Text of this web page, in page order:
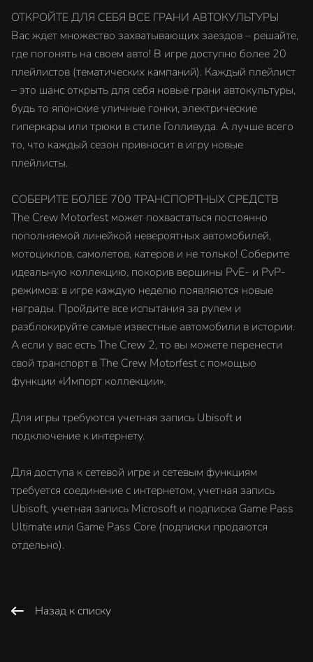
ОТКРОЙТЕ ДЛЯ СЕБЯ ВСЕ ГРАНИ АВТОКУЛЬТУРЫ
Вас ждет множество захватывающих заездов – решайте,
где погонять на своем авто! В игре доступно более 20
плейлистов (тематических кампаний). Каждый плейлист
– это шанс открыть для себя новые грани автокультуры,
будь то японские уличные гонки, электрические
гиперкары или трюки в стиле Голливуда. А лучше всего
то, что каждый сезон привносит в игру новые
плейлисты.
СОБЕРИТЕ БОЛЕЕ 700 ТРАНСПОРТНЫХ СРЕДСТВ
The Crew Motorfest может похвастаться постоянно
пополняемой линейкой невероятных автомобилей,
мотоциклов, самолетов, катеров и не только! Соберите
идеальную коллекцию, покорив вершины PvE- и PvP-
режимов: в игре каждую неделю появляются новые
награды. Пройдите все испытания за рулем и
разблокируйте самые известные автомобили в истории.
А если у вас есть The Crew 2, то вы можете перенести
свой транспорт в The Crew Motorfest с помощью
функции «Импорт коллекции».
Для игры требуются учетная запись Ubisoft и
подключение к интернету.
Для доступа к сетевой игре и сетевым функциям
требуется соединение с интернетом, учетная запись
Ubisoft, учетная запись Microsoft и подписка Game Pass
Ultimate или Game Pass Core (подписки продаются
отдельно).
Назад к списку